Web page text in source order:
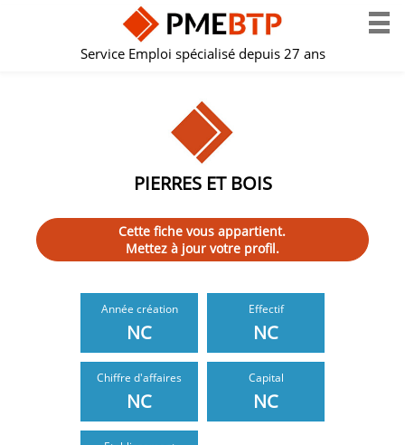
Service Emploi spécialisé depuis 27 ans
PIERRES ET BOIS
Cette fiche vous appartient.
Mettez à jour votre profil.
Année création
NC
Effectif
NC
Chiffre d'affaires
NC
Capital
NC